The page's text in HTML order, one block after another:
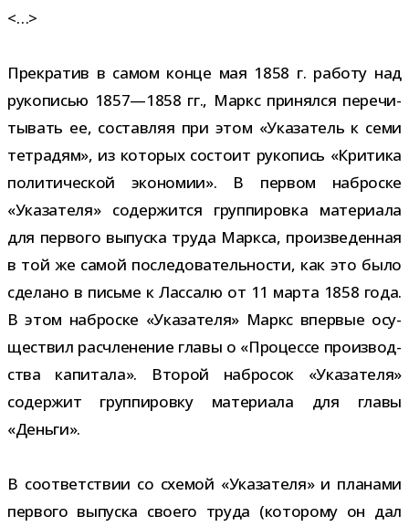
<…>
Прекратив в самом конце мая 1858 г. работу над
руко­пи­сью 1857—1858 гг., Маркс при­нялся пере­чи­
ты­вать ее, состав­ляя при этом «Указатель к семи
тет­ра­дям», из кото­рых состоит руко­пись «Критика
поли­ти­че­ской эко­но­мии». В пер­вом наброске
«Указателя» содер­жится груп­пи­ровка мате­ри­ала
для пер­вого выпуска труда Маркса, про­из­ве­ден­ная
в той же самой после­до­ва­тель­но­сти, как это было
сде­лано в письме к Лассалю от 11 марта 1858 года.
В этом наброске «Указателя» Маркс впер­вые осу­
ще­ствил рас­чле­не­ние главы о «Процессе про­из­вод­
ства капи­тала». Второй набро­сок «Указателя»
содер­жит груп­пи­ровку мате­ри­ала для главы
«Деньги».
В соот­вет­ствии со схе­мой «Указателя» и пла­нами
пер­вого выпуска сво­его труда (кото­рому он дал